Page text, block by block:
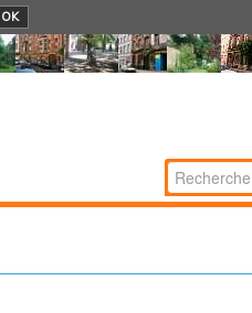
OK
Chercher par
Recherche